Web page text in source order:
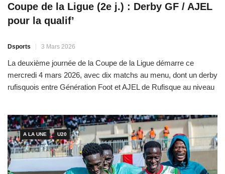
Coupe de la Ligue (2e j.) : Derby GF / AJEL
pour la qualif’
Dsports 3 Mars 2026
La deuxième journée de la Coupe de la Ligue démarre ce
mercredi 4 mars 2026, avec dix matchs au menu, dont un derby
rufisquois entre Génération Foot et AJEL de Rufisque au niveau
stade Djibril Diagne […]
A LA UNE U20